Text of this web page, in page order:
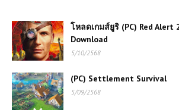
โหลดเกมส์ยูริ (PC) Red Alert
Download
5/10/2568
(PC) Settlement Survival
5/09/2568